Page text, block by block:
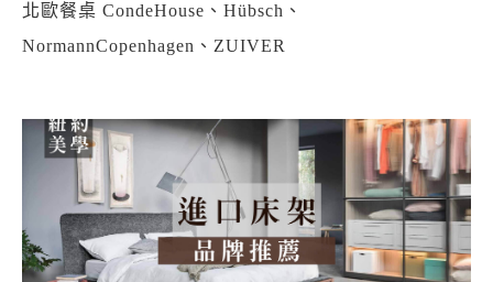
北歐餐桌 CondeHouse、Hübsch、
NormannCopenhagen、ZUIVER